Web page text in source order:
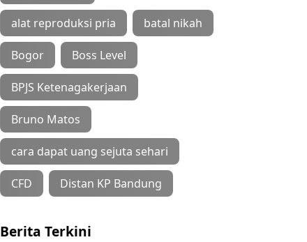
alat reproduksi pria batal nikah
Bogor Boss Level
BPJS Ketenagakerjaan
Bruno Matos
cara dapat uang sejuta sehari
CFD Distan KP Bandung
Berita Terkini